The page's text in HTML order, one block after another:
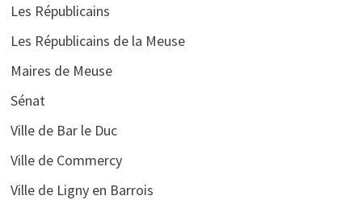
Les Républicains
Les Républicains de la Meuse
Maires de Meuse
Sénat
Ville de Bar le Duc
Ville de Commercy
Ville de Ligny en Barrois